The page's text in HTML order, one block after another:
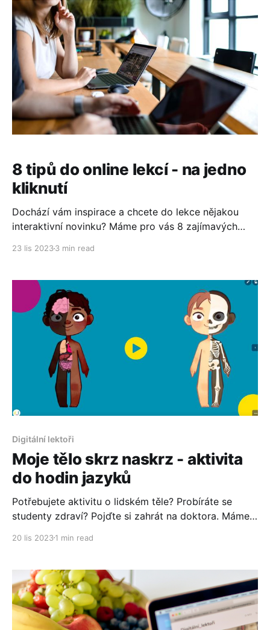
8 tipů do online lekcí - na jedno
kliknutí
Dochází vám inspirace a chcete do lekce nějakou
interaktivní novinku? Máme pro vás 8 zajímavých
23 lis 20233 min read
Digitální lektoři
Moje tělo skrz naskrz - aktivita
do hodin jazyků
Potřebujete aktivitu o lidském těle? Probíráte se
studenty zdraví? Pojďte si zahrát na doktora. Máme
20 lis 20231 min read